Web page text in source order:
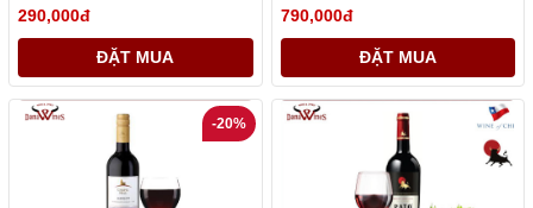
290,000đ
ĐẶT MUA
790,000đ
ĐẶT MUA
-20%